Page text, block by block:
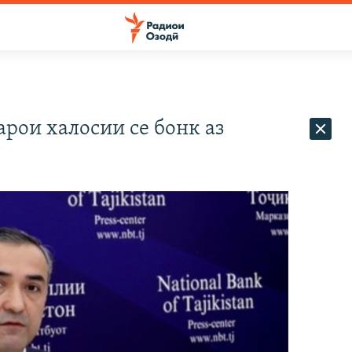
халосии се бонк аз